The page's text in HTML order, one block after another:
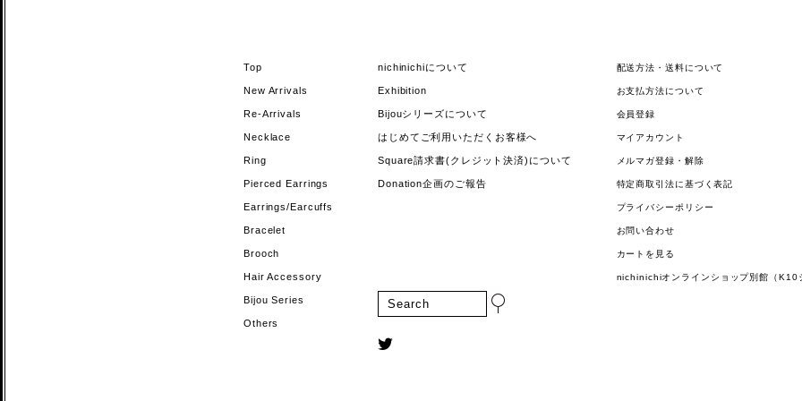
Top
New Arrivals
Re-Arrivals
Necklace
Ring
Pierced Earrings
Earrings/Earcuffs
Bracelet
Brooch
Hair Accessory
Bijou Series
Others
nichinichiについて
Exhibition
Bijouシリーズについて
はじめてご利用いただくお客様へ
Square請求書(クレジット決済)について
Donation企画のご報告
配送方法・送料について
お支払方法について
会員登録
マイアカウント
メルマガ登録・解除
特定商取引法に基づく表記
プライバシーポリシー
お問い合わせ
カートを見る
nichinichiオンラインショップ別館（K10